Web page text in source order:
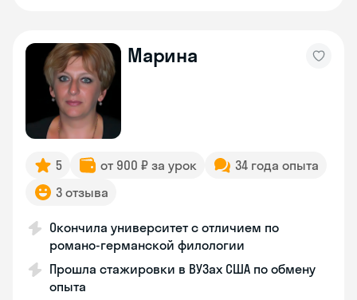
Марина
5 от 900 ₽ за урок
34 года опыта
3 отзыва
Окончила университет с отличием по
романо-германской филологии
Прошла стажировки в ВУЗах США по обмену
опыта